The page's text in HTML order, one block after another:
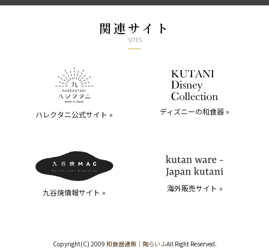
関連サイト
SITES
ハレクタニ公式サイト » ディズニーの和食器 »
九谷焼情報サイト » 海外販売サイト »
Copyright(C) 2009 和食器通販｜陶らいふAll Right Reserved.